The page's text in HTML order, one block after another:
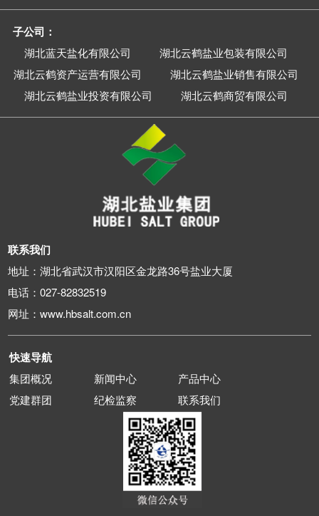
子公司：
湖北蓝天盐化有限公司
湖北云鹤盐业包装有限公司
湖北云鹤资产运营有限公司
湖北云鹤盐业销售有限公司
湖北云鹤盐业投资有限公司
湖北云鹤商贸有限公司
联系我们
地址：湖北省武汉市汉阳区金龙路36号盐业大厦
电话：027-82832519
网址：www.hbsalt.com.cn
快速导航
集团概况 新闻中心
产品中心
党建群团
纪检监察 联系我们